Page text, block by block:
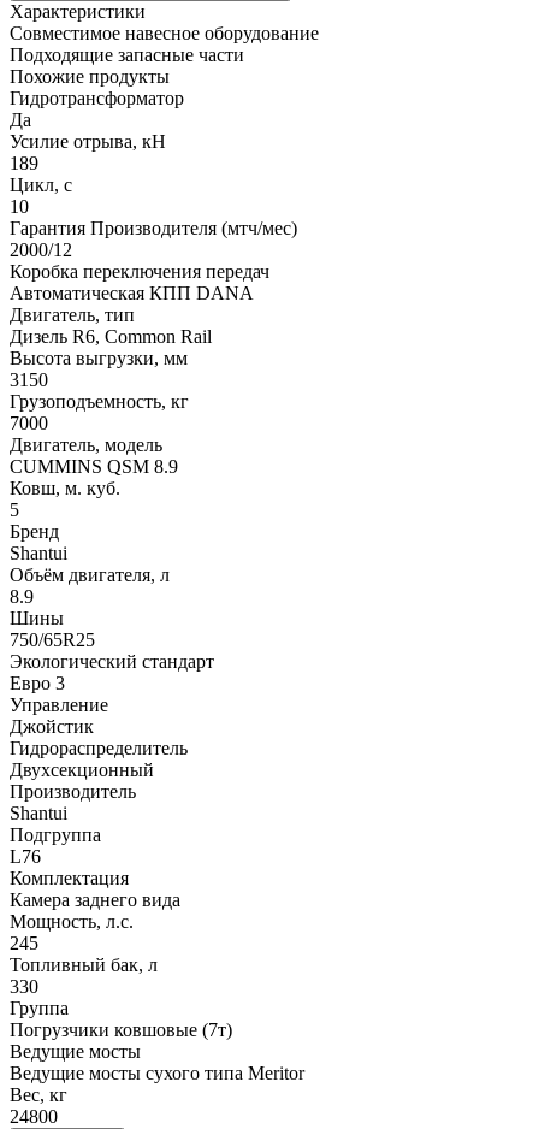
Характеристики
Совместимое навесное оборудование
Подходящие запасные части
Похожие продукты
Гидротрансформатор
Да
Усилие отрыва, кН
189
Цикл, с
10
Гарантия Производителя (мтч/мес)
2000/12
Коробка переключения передач
Автоматическая КПП DANA
Двигатель, тип
Дизель R6, Common Rail
Высота выгрузки, мм
3150
Грузоподъемность, кг
7000
Двигатель, модель
CUMMINS QSM 8.9
Ковш, м. куб.
5
Бренд
Shantui
Объём двигателя, л
8.9
Шины
750/65R25
Экологический стандарт
Евро 3
Управление
Джойстик
Гидрораспределитель
Двухсекционный
Производитель
Shantui
Подгруппа
L76
Комплектация
Камера заднего вида
Мощность, л.с.
245
Топливный бак, л
330
Группа
Погрузчики ковшовые (7т)
Ведущие мосты
Ведущие мосты сухого типа Meritor
Вес, кг
24800